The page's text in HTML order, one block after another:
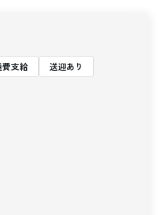
費支給
送迎あり